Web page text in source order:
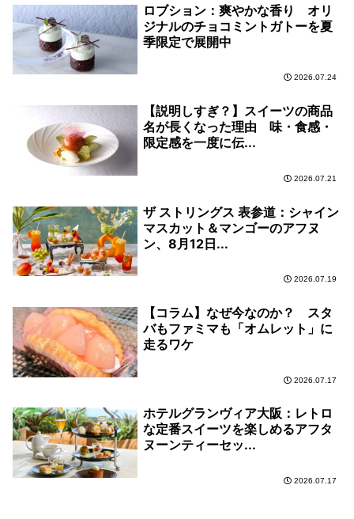
ロブション：爽やかな香り オリ
ジナルのチョコミントガトーを夏
季限定で展開中
2026.07.24
【説明しすぎ？】スイーツの商品
名が長くなった理由 味・食感・
限定感を一度に伝...
2026.07.21
ザ ストリングス 表参道：シャイン
マスカット＆マンゴーのアフヌ
ン、8月12日...
2026.07.19
【コラム】なぜ今なのか？ スタ
バもファミマも「オムレット」に
走るワケ
2026.07.17
ホテルグランヴィア大阪：レトロ
な定番スイーツを楽しめるアフタ
ヌーンティーセッ...
2026.07.17